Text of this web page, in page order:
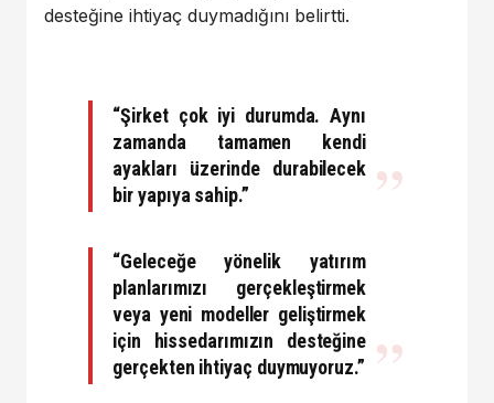
desteğine ihtiyaç duymadığını belirtti.
“Şirket çok iyi durumda. Aynı
zamanda tamamen kendi
ayakları üzerinde durabilecek
bir yapıya sahip.”
“Geleceğe yönelik yatırım
planlarımızı gerçekleştirmek
veya yeni modeller geliştirmek
için hissedarımızın desteğine
gerçekten ihtiyaç duymuyoruz.”